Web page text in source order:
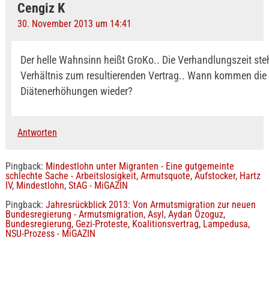
Cengiz K
30. November 2013 um 14:41
Der helle Wahnsinn heißt GroKo.. Die Verhandlungszeit
Verhältnis zum resultierenden Vertrag.. Wann kommen die
Diätenerhöhungen wieder?
Antworten
Pingback: Mindestlohn unter Migranten - Eine gutgemeinte
schlechte Sache - Arbeitslosigkeit, Armutsquote, Aufstocker, Hartz
IV, Mindestlohn, StAG - MiGAZIN
Pingback: Jahresrückblick 2013: Von Armutsmigration zur neuen
Bundesregierung - Armutsmigration, Asyl, Aydan Özoguz,
Bundesregierung, Gezi-Proteste, Koalitionsvertrag, Lampedusa,
NSU-Prozess - MiGAZIN